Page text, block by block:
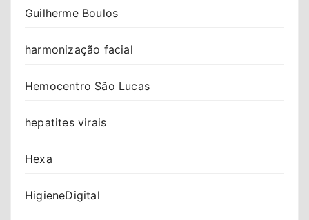
Guilherme Boulos
harmonização facial
Hemocentro São Lucas
hepatites virais
Hexa
HigieneDigital